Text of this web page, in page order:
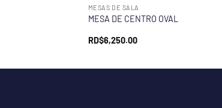
MESAS DE SALA
MESA DE CENTRO OVAL
RD$6,250.00